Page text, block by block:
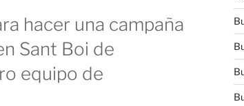
hacer una campaña
Sant Boi de
equipo de